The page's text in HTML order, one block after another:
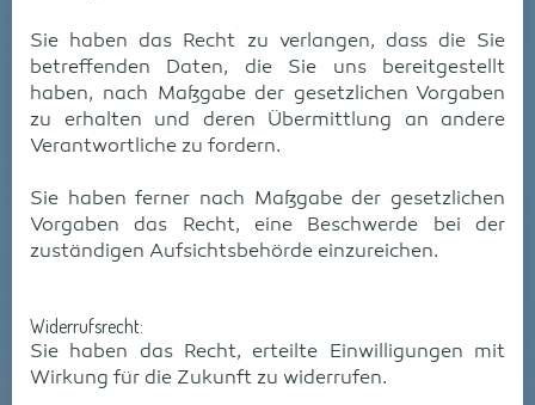
Sie haben das Recht zu verlangen, dass die Sie
betreffenden Daten, die Sie uns bereitgestellt
haben, nach Maßgabe der gesetzlichen Vorgaben
zu erhalten und deren Übermittlung an andere
Verantwortliche zu fordern.
Sie haben ferner nach Maßgabe der gesetzlichen
Vorgaben das Recht, eine Beschwerde bei der
zuständigen Aufsichtsbehörde einzureichen.
Widerrufsrecht:
Sie haben das Recht, erteilte Einwilligungen mit
Wirkung für die Zukunft zu widerrufen.